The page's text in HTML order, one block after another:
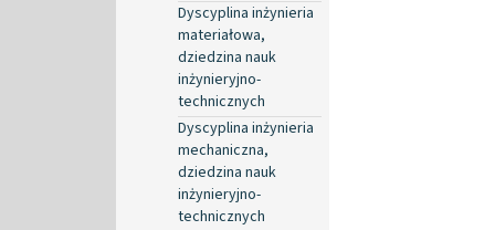
Dyscyplina inżynieria
materiałowa,
dziedzina nauk
inżynieryjno-
technicznych
Dyscyplina inżynieria
mechaniczna,
dziedzina nauk
inżynieryjno-
technicznych